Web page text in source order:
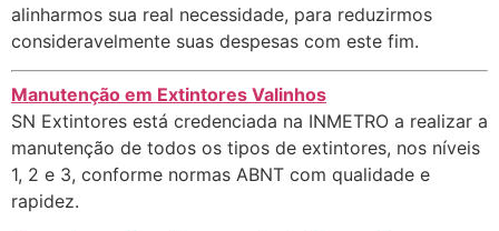
alinharmos sua real necessidade, para reduzirmos
consideravelmente suas despesas com este fim.
Manutenção em Extintores Valinhos
SN Extintores está credenciada na INMETRO a realizar a
manutenção de todos os tipos de extintores, nos níveis
1, 2 e 3, conforme normas ABNT com qualidade e
rapidez.